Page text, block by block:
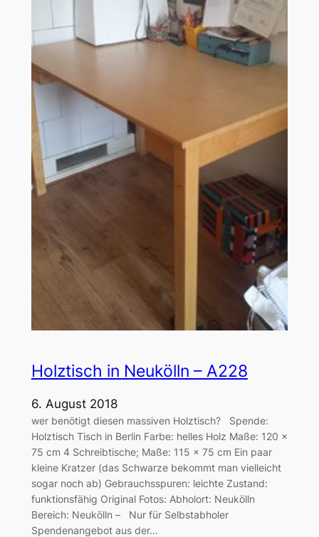
Holztisch in Neukölln – A228
6. August 2018
wer benötigt diesen massiven Holztisch? Spende:
Holztisch Tisch in Berlin Farbe: helles Holz Maße: 120 x
75 cm 4 Schreibtische; Maße: 115 x 75 cm Ein paar
kleine Kratzer (das Schwarze bekommt man vielleicht
sogar noch ab) Gebrauchsspuren: leichte Zustand:
funktionsfähig Original Fotos: Abholort: Neukölln
Bereich: Neukölln – Nur für Selbstabholer
Spendenangebot aus der…